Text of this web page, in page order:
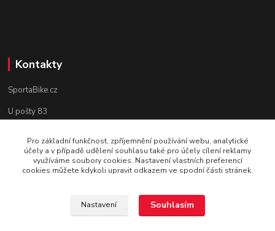
Kontakty
SportaBike.cz
U pošty 83
tel.: +420 736 274 612
e-mail: info@sportabike.cz
Pro základní funkčnost, zpříjemnění používání webu, analytické
účely a v případě udělení souhlasu také pro účely cílení reklamy
využíváme soubory cookies. Nastavení vlastních preferencí
cookies můžete kdykoli upravit odkazem ve spodní části stránek.
Nastavení Souhlasím